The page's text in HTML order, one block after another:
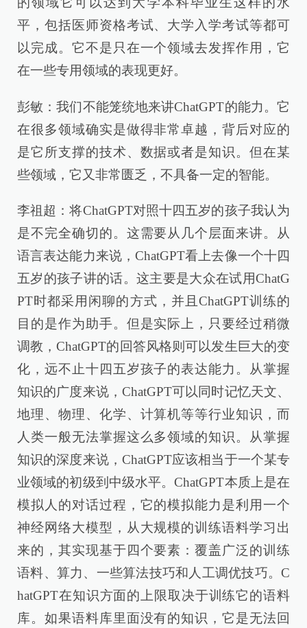
平，包括医师资格考试、大学入学考试等都可
以完成。它不是只在一个领域去发挥作用，它
在一些专用领域的表现更好。
彭敏：我们不能笼统地来讲ChatGPT的能力。它
在很多领域确实是做得非常卓越，背后对应的
是它所支撑的技术、数据或者是知识。但在某
些领域，它又非常匮乏，不具备一定的智能。
李祖超：将ChatGPT对照十四五岁的孩子我认为
是不完全确切的。这需要从几个层面来讲。从
语言表达能力来说，ChatGPT看上去像一个十四
五岁的孩子讲的话。这主要是大众在试用ChatG
PT时都采用闲聊的方式，并且ChatGPT训练的
目的是作为助手。但是实际上，只要经过稍微
调教，ChatGPT的回答风格则可以发生巨大的变
化，远不止十四五岁孩子的表达能力。从掌握
知识的广度来说，ChatGPT可以同时记忆天文、
地理、物理、化学、计算机等等行业知识，而
人类一般无法掌握这么多领域的知识。从掌握
知识的深度来说，ChatGPT应该相当于一个某专
业领域的初级到中级水平。ChatGPT本质上是在
模拟人的对话过程，它的模拟能力是利用一个
神经网络大模型，从大规模的训练语料学习出
来的，其实现基于四个要素：覆盖广泛的训练
语料、算力、一些算法技巧和人工调优技巧。C
hatGPT在知识方面的上限取决于训练它的语料
库。如果语料库里面没有的知识，它是无法回